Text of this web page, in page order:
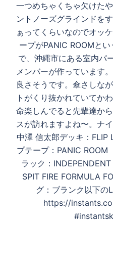
一つめちゃくちゃ欠けた
ントノーズグラインドを
ぁってくらいなのでオッ
ープがPANIC ROOMと
で、沖縄市にある室内パ
メンバーが作っています
良さそうです。傘さしな
トがくり抜かれていてか
命楽しんでると先輩達か
スが訪れますよね〜。ナ
中澤 信太郎デッキ：
プテープ：PANIC ROOM
ラック：
SPIT FIRE FORMULA
グ：ブランク以下の
https://